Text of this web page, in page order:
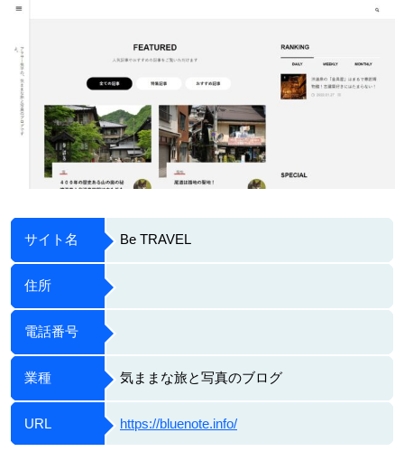
サイト名 Be TRAVEL
住所
電話番号
業種 気ままな旅と写真のブログ
URL https://bluenote.info/